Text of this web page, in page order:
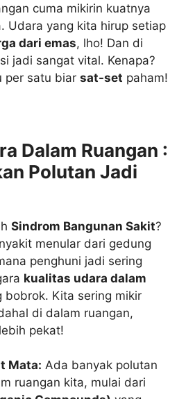
cuma mikirin kuatnya
Udara yang kita hirup setiap
dari emas, lho! Dan di
jadi sangat vital. Kenapa?
per satu biar sat-set paham!
Dalam Ruangan :
Polutan Jadi
Sindrom Bangunan Sakit?
menular dari gedung
penghuni jadi sering
kualitas udara dalam
bobrok. Kita sering mikir
di dalam ruangan,
pekat!
Mata: Ada banyak polutan
ruangan kita, mulai dari